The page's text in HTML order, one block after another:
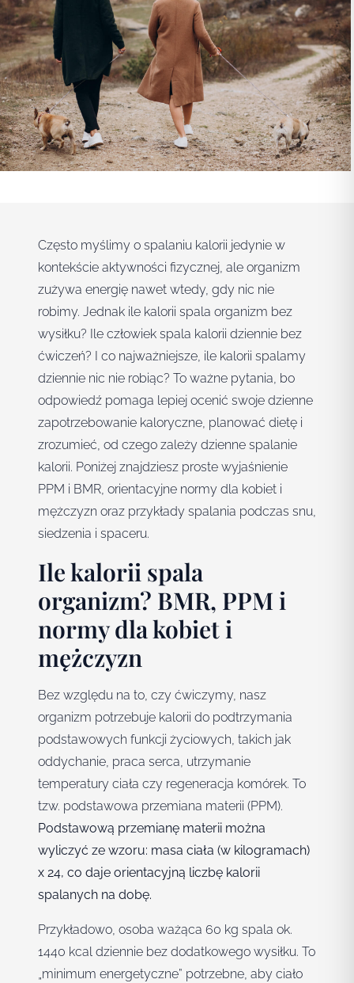
Często myślimy o spalaniu kalorii jedynie w
kontekście aktywności fizycznej, ale organizm
zużywa energię nawet wtedy, gdy nic nie
robimy. Jednak ile kalorii spala organizm bez
wysiłku? Ile człowiek spala kalorii dziennie bez
ćwiczeń? I co najważniejsze, ile kalorii spalamy
dziennie nic nie robiąc? To ważne pytania, bo
odpowiedź pomaga lepiej ocenić swoje dzienne
zapotrzebowanie kaloryczne, planować dietę i
zrozumieć, od czego zależy dzienne spalanie
kalorii. Poniżej znajdziesz proste wyjaśnienie
PPM i BMR, orientacyjne normy dla kobiet i
mężczyzn oraz przykłady spalania podczas snu,
siedzenia i spaceru.
Ile kalorii spala
organizm? BMR, PPM i
normy dla kobiet i
mężczyzn
Bez względu na to, czy ćwiczymy, nasz
organizm potrzebuje kalorii do podtrzymania
podstawowych funkcji życiowych, takich jak
oddychanie, praca serca, utrzymanie
temperatury ciała czy regeneracja komórek. To
tzw. podstawowa przemiana materii (PPM).
Podstawową przemianę materii można
wyliczyć ze wzoru: masa ciała (w kilogramach)
x 24, co daje orientacyjną liczbę kalorii
spalanych na dobę.
Przykładowo, osoba ważąca 60 kg spala ok.
1440 kcal dziennie bez dodatkowego wysiłku. To
„minimum energetyczne” potrzebne, aby ciało